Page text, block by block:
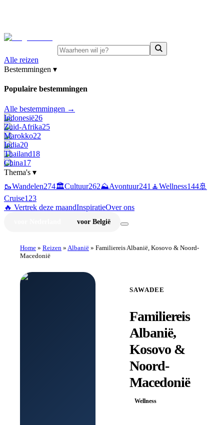
Alle reizen
Bestemmingen ▾
Populaire bestemmingen
Alle bestemmingen →
Indonesië26
Zuid-Afrika25
Marokko22
India20
Thailand18
China17
Thema's ▾
🥾Wandelen274🏛️Cultuur262⛰️Avontuur241 🧘Wellness144🚢
Cruise123
🔥 Vertrek deze maandInspiratieOver ons
voor België
Home » Reizen » Albanië » Familiereis Albanië, Kosovo & Noord-
Macedonië
SAWADEE
Familiereis
Albanië,
Kosovo &
Noord-
Macedonië
Wellness